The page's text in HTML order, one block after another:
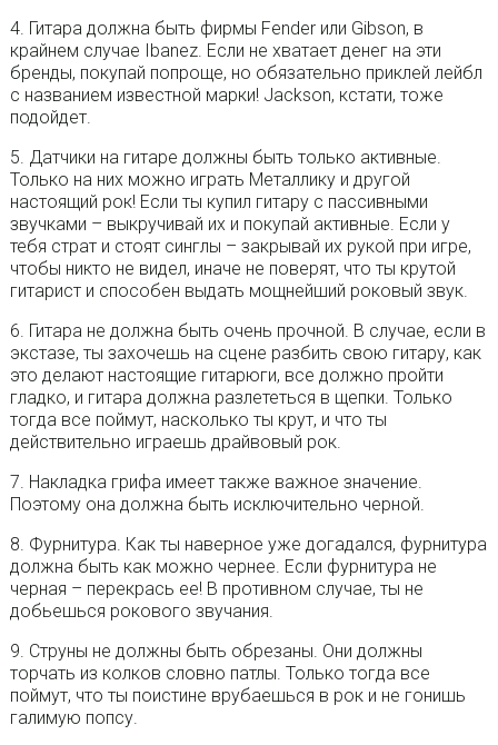
4. Гитара должна быть фирмы Fender или Gibson, в
крайнем случае Ibanez. Если не хватает денег на эти
бренды, покупай попроще, но обязательно приклей лейбл
с названием известной марки! Jackson, кстати, тоже
подойдет.
5. Датчики на гитаре должны быть только активные.
Только на них можно играть Металлику и другой
настоящий рок! Если ты купил гитару с пассивными
звучками – выкручивай их и покупай активные. Если у
тебя страт и стоят синглы – закрывай их рукой при игре,
чтобы никто не видел, иначе не поверят, что ты крутой
гитарист и способен выдать мощнейший роковый звук.
6. Гитара не должна быть очень прочной. В случае, если в
экстазе, ты захочешь на сцене разбить свою гитару, как
это делают настоящие гитарюги, все должно пройти
гладко, и гитара должна разлететься в щепки. Только
тогда все поймут, насколько ты крут, и что ты
действительно играешь драйвовый рок.
7. Накладка грифа имеет также важное значение.
Поэтому она должна быть исключительно черной.
8. Фурнитура. Как ты наверное уже догадался, фурнитура
должна быть как можно чернее. Если фурнитура не
черная – перекрась ее! В противном случае, ты не
добьешься рокового звучания.
9. Струны не должны быть обрезаны. Они должны
торчать из колков словно патлы. Только тогда все
поймут, что ты поистине врубаешься в рок и не гонишь
галимую попсу.